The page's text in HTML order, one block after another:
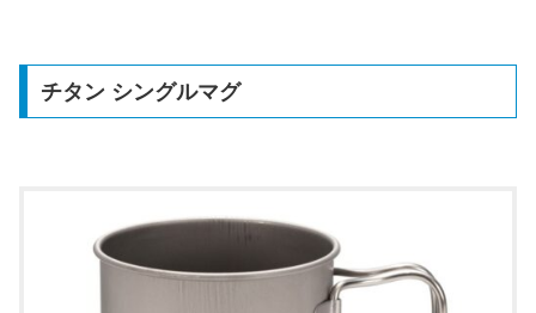
チタン シングルマグ